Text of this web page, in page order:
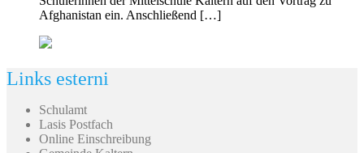
Afghanistan ein. Anschließend […]
Links esterni
Schulamt
Lasis Postfach
Online Einschreibung